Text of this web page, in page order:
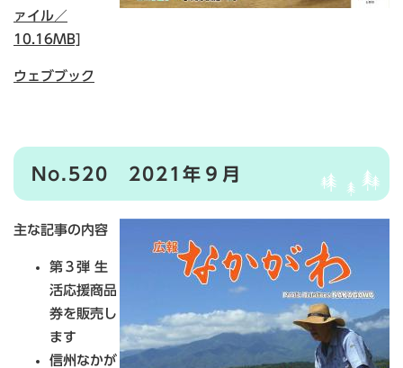
ァイル／
10.16MB]
ウェブブック
No.520 2021年９月
主な記事の内容
第３弾 生
活応援商品
券を販売し
ます
信州なかが